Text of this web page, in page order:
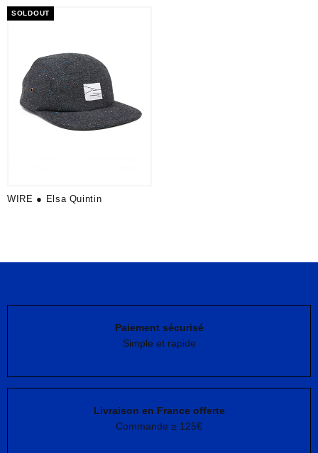
SOLDOUT
WIRE ● Elsa Quintin
Paiement sécurisé
Simple et rapide
Livraison en France offerte
Commande ≥ 125€